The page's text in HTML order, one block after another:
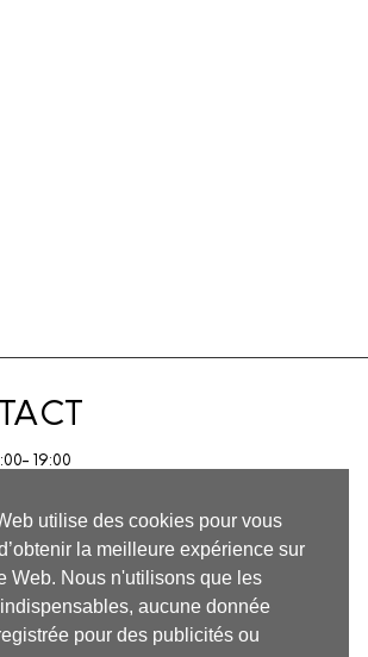
19:00
Vatan
FACEBOOK YOUTUBE
utilise des cookies pour vous
la meilleure expérience sur
Web. Nous n'utilisons que les
aucune donnée
pour des publicités ou